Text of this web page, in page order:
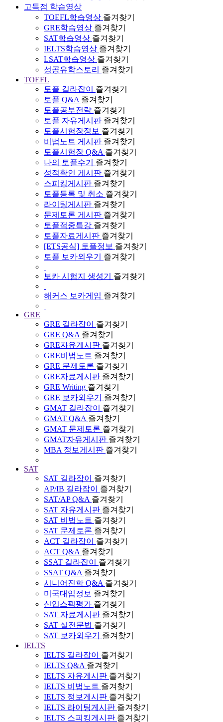
고득점 학습영상
TOEFL학습영상 즐겨찾기
GRE학습영상 즐겨찾기
SAT학습영상 즐겨찾기
IELTS학습영상 즐겨찾기
LSAT학습영상 즐겨찾기
성공유학스토리 즐겨찾기
TOEFL
토플 길라잡이
즐겨찾기
토플 Q&A 즐겨찾기
토플공부전략 즐겨찾기
토플 자유게시판 즐겨찾기
토플시험장정보 즐겨찾기
비법노트 게시판 즐겨찾기
토플시험장 Q&A 즐겨찾기
나의 토플수기
즐겨찾기
성적확인 게시판 즐겨찾기
스피킹게시판 즐겨찾기
토플등록 및 취소 즐겨찾기
라이팅게시판 즐겨찾기
문제토론 게시판 즐겨찾기
토플적중특강 즐겨찾기
토플자료게시판 즐겨찾기
[ETS공식] 토플정보 즐겨찾기
토플 보카외우기
즐겨찾기
보카 시험지 생성기 즐겨찾기
해커스 보카게임 즐겨찾기
GRE
GRE 길라잡이
즐겨찾기
GRE Q&A 즐겨찾기
GRE자유게시판 즐겨찾기
GRE비법노트 즐겨찾기
GRE 문제토론 즐겨찾기
GRE자료게시판 즐겨찾기
GRE Writing 즐겨찾기
GRE 보카외우기
즐겨찾기
GMAT 길라잡이
즐겨찾기
GMAT Q&A 즐겨찾기
GMAT 문제토론 즐겨찾기
GMAT자유게시판 즐겨찾기
MBA 정보게시판 즐겨찾기
SAT
SAT 길라잡이
즐겨찾기
AP/IB 길라잡이
즐겨찾기
SAT/AP Q&A 즐겨찾기
SAT 자유게시판 즐겨찾기
SAT 비법노트 즐겨찾기
SAT 문제토론 즐겨찾기
ACT 길라잡이
즐겨찾기
ACT Q&A 즐겨찾기
SSAT 길라잡이
즐겨찾기
SSAT Q&A 즐겨찾기
시니어진학 Q&A 즐겨찾기
미국대입정보 즐겨찾기
신입스펙평가 즐겨찾기
SAT 자료게시판 즐겨찾기
SAT 실전문법 즐겨찾기
SAT 보카외우기
즐겨찾기
IELTS
IELTS 길라잡이
즐겨찾기
IELTS Q&A 즐겨찾기
IELTS 자유게시판 즐겨찾기
IELTS 비법노트 즐겨찾기
IELTS 정보게시판 즐겨찾기
IELTS 라이팅게시판 즐겨찾기
IELTS 스피킹게시판 즐겨찾기